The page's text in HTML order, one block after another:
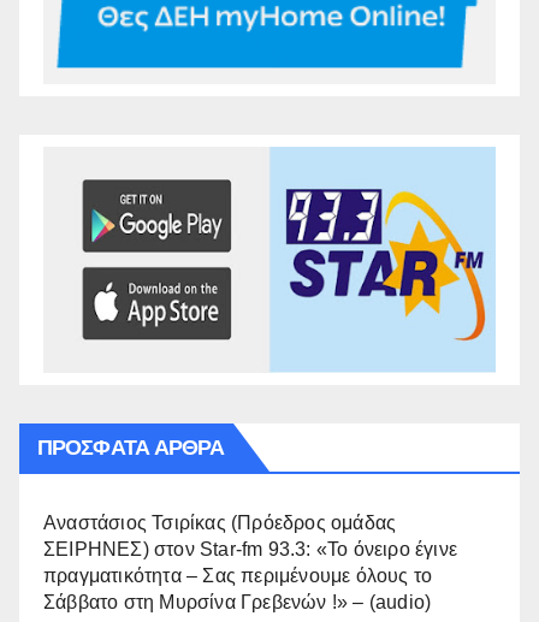
ΠΡΌΣΦΑΤΑ ΆΡΘΡΑ
Αναστάσιος Τσιρίκας (Πρόεδρος ομάδας
ΣΕΙΡΗΝΕΣ) στον Star-fm 93.3: «Το όνειρο έγινε
πραγματικότητα – Σας περιμένουμε όλους το
Σάββατο στη Μυρσίνα Γρεβενών !» – (audio)